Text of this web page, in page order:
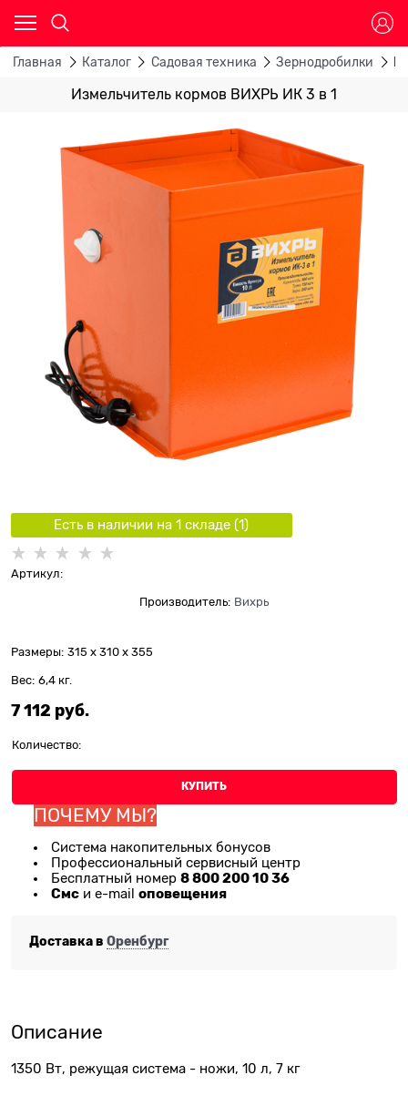
Главная Каталог Садовая техника Зернодробилки
Измельчитель кормов ВИХРЬ ИК 3 в 1
Есть в наличии на 1 складe (1)
Артикул:
Производитель: Вихрь
Размеры: 315 x 310 x 355
Вес: 6,4 кг.
7 112 руб.
Количество:
КУПИТЬ
ПОЧЕМУ МЫ?
Система накопительных бонусов
Профессиональный сервисный центр
Бесплатный номер 8 800 200 10 36
Смс и e-mail оповещения
Доставка в Оренбург
Описание
1350 Вт, режущая система - ножи, 10 л, 7 кг